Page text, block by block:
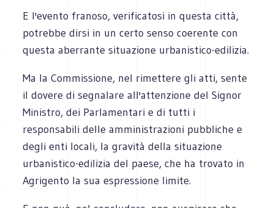
E l'evento franoso, verificatosi in questa città,
potrebbe dirsi in un certo senso coerente con
questa aberrante situazione urbanistico-edilizia.
Ma la Commissione, nel rimettere gli atti, sente
il dovere di segnalare all'attenzione del Signor
Ministro, dei Parlamentari e di tutti i
responsabili delle amministrazioni pubbliche e
degli enti locali, la gravità della situazione
urbanistico-edilizia del paese, che ha trovato in
Agrigento la sua espressione limite.